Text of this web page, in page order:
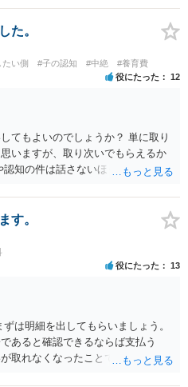
た。
たい側 #子の認知 #中絶 #養育費
役にたった 12
てもよいのでしょうか？ 単に取り
いますが、取り次いでもらえるか
知の件は話さないほうがよいと思
てもらうことも検討されてくださ
れてみてもよいと思います。
す。
役にたった 13
は明細を出してもらいましょう。
あると確認できるならば支払う
取れなくなったことで不信感もあ